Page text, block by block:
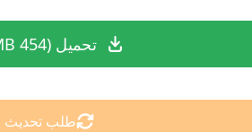
تحميل (454 MB)
طلب تحديث